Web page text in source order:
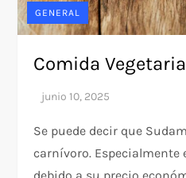
GENERAL
Comida
Se puede decir que
carnívoro. Especialmente